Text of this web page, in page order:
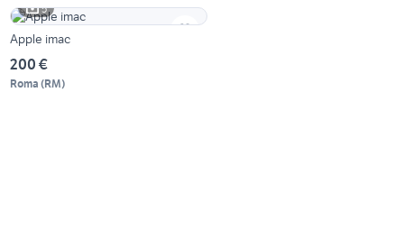
5
Apple imac
200 €
Roma (RM)